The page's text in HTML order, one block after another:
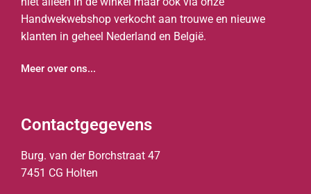
Handwekwebshop verkocht aan trouwe en nieuwe
klanten in geheel Nederland en België.
Meer over ons...
Contactgegevens
Burg. van der Borchstraat 47
7451 CG Holten